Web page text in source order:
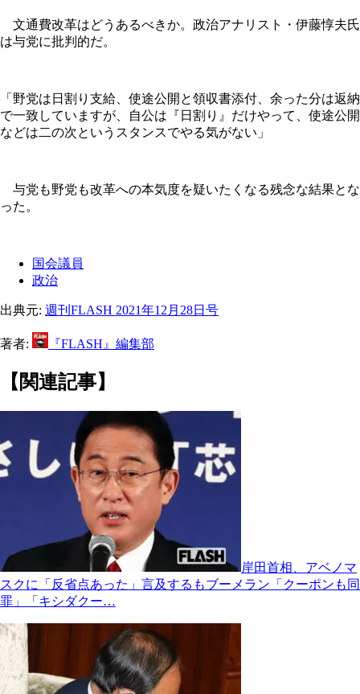
文通費改革はどうあるべきか。政治アナリスト・伊藤惇夫氏
は与党に批判的だ。
「野党は日割り支給、使途公開と領収書添付、余った分は返納
で一致していますが、自公は『日割り』だけやって、使途公開
などは二の次というスタンスでやる気がない」
与党も野党も改革への本気度を疑いたくなる残念な結果とな
った。
国会議員
政治
出典元: 週刊FLASH 2021年12月28日号
著者: 『FLASH』編集部
【関連記事】
岸田首相、アベノマ
スクに「反省点あった」言及するもブーメラン「クーポンも同
罪」「キシダクー…